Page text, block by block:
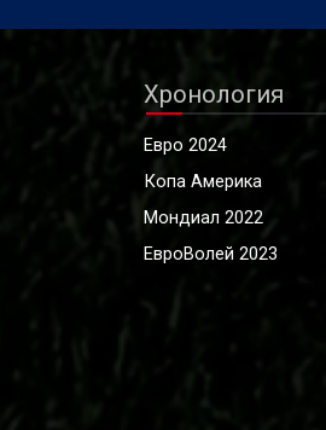
Хронология
Евро 2024
Копа Америка
Мондиал 2022
ЕвроВолей 2023